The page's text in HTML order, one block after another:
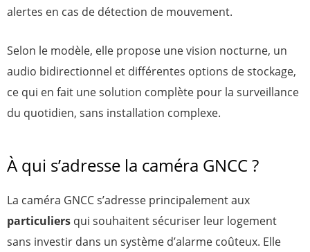
alertes en cas de détection de mouvement.
Selon le modèle, elle propose une vision nocturne, un
audio bidirectionnel et différentes options de stockage,
ce qui en fait une solution complète pour la surveillance
du quotidien, sans installation complexe.
À qui s’adresse la caméra GNCC ?
La caméra GNCC s’adresse principalement aux
particuliers qui souhaitent sécuriser leur logement
sans investir dans un système d’alarme coûteux. Elle